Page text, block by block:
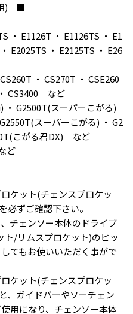
) ■
E1126T ・ E1126TS ・ E1
E2025TS ・ E2125TS ・ E26
・ CS270T ・ CSE260
CS3400 など
G2500T(スーパーこがる)
スーパーこがる) ・ G2
こがる君DX) など
ど
ケット(チェンスプロケッ
必ずご確認下さい。
チェンソー本体のドライブ
/リムスプロケット)のピッ
てもお使いいただく事がで
ケット(チェンスプロケッ
、ガイドバーやソーチェン
用になり、チェンソー本体